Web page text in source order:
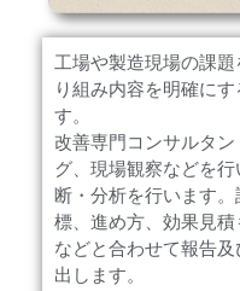
工場や製造現場の課
り組み内容を明確に
す。
改善専門コンサルタ
グ、現場観察などを
断・分析を行います
標、進め方、効果見
などと合わせて報告
出します。